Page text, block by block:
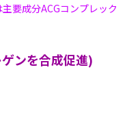
要成分ACGコンプレック
ンを合成促進)